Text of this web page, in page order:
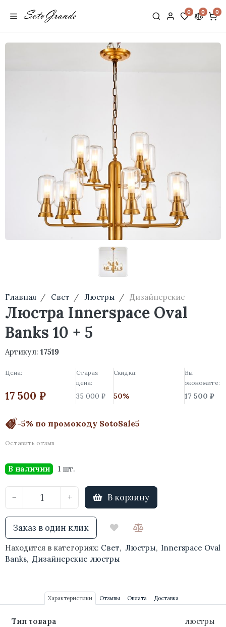
0 0 0
Главная Свет Люстры Дизайнерские
Люстра Innerspace Oval
Banks 10 + 5
Артикул: 17519
Цена:
17 500 ₽
Старая
цена:
35 000 ₽
Скидка:
50%
Вы
экономите:
17 500 ₽
-5% по промокоду SotoSale5
Оставить отзыв
В наличии 1 шт.
− + В корзину
Заказ в один клик
Находится в категориях: Свет, Люстры, Innerspace Oval
Banks, Дизайнерские люстры
Характеристики Отзывы Оплата Доставка
Тип товара
люстры